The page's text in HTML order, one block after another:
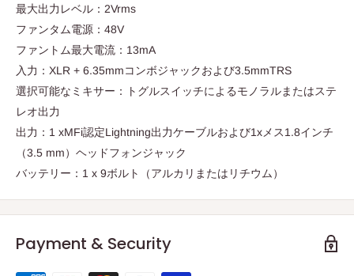
最大出力レベル：2Vrms
ファンタム電源：48V
ファントム最大電流：13mA
入力：XLR + 6.35mmコンボジャックおよび3.5mmTRS
選択可能なミキサー：トグルスイッチによるモノラルまたはステ
レオ出力
出力：1 xMFi認定Lightning出力ケーブルおよび1xメス1.8インチ
（3.5 mm）ヘッドフォンジャック
バッテリー：1 x 9ボルト（アルカリまたはリチウム）
Payment & Security